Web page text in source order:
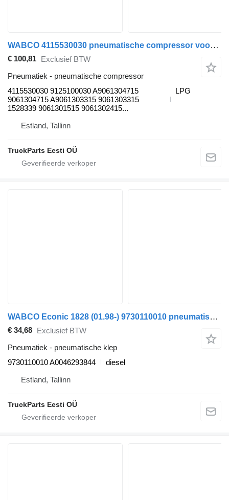
WABCO 4115530030 pneumatische compressor voor Mercedes-Benz Econic (1998-2014) vrachtwagen
€ 100,81 Exclusief BTW
Pneumatiek - pneumatische compressor
4115530030 9125100030 A9061304715
9061304715 A9061303315 9061303315
1528339 9061301515 9061302415...
LPG
Estland, Tallinn
TruckParts Eesti OÜ
WABCO Econic 1828 (01.98-) 9730110010 pneumatische klep voor Mercedes-Benz Econic (1998-2014) vrachtwagen
€ 34,68
Exclusief BTW
Pneumatiek - pneumatische klep
9730110010 A0046293844
diesel
Estland, Tallinn
TruckParts Eesti OÜ